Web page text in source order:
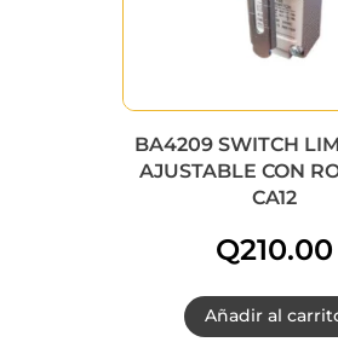
BA4209 SWITCH
AJUSTABLE CON
CA12
Q210.00
Añadir al